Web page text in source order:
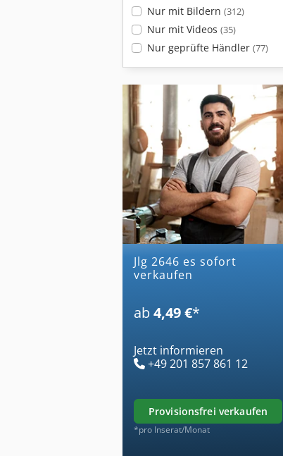
Nur mit Bildern (312)
Nur mit Videos (35)
Nur geprüfte Händler (77)
jlg 2646 es sofort
verkaufen
ab 4,49 €*
Jetzt informieren
+49 201 857 861 12
provisionsfrei verkaufen
*pro Inserat/Monat